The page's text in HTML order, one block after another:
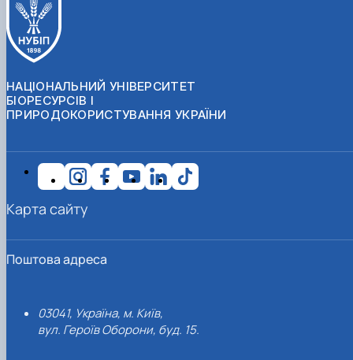
НАЦІОНАЛЬНИЙ УНІВЕРСИТЕТ
БІОРЕСУРСІВ І
ПРИРОДОКОРИСТУВАННЯ УКРАЇНИ
Поштова адреса
03041, Україна, м. Київ,
вул. Героїв Оборони, буд. 15.
Карта сайту